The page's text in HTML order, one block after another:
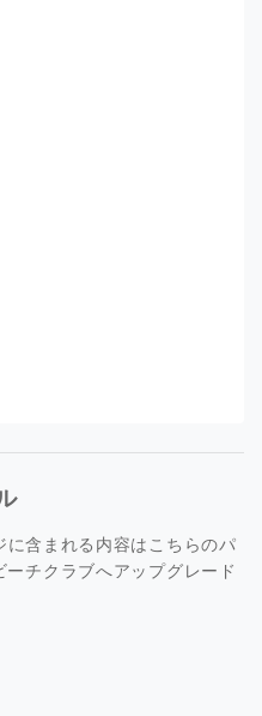
に含まれる内容はこちらのパ
チクラブへアップグレード